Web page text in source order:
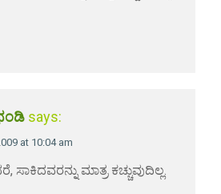
says:
at 10:04 am
ಮಾತ್ರ ಕಚ್ಚುವುದಿಲ್ಲ.